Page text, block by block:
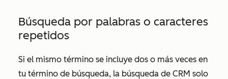
Búsqueda por palabras o caracteres
repetidos
Si el mismo término se incluye dos o más veces en
tu término de búsqueda, la búsqueda de CRM solo